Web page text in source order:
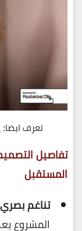
تعرف ايضا:
تفاصيل
المستقبل
تناغم
المشروع